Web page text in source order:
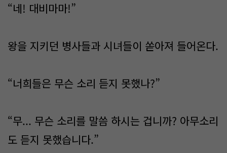
“네! 대비마마!”
왕을 지키던 병사들과 시녀들이 쏟아져 들어온다.
“너희들은 무슨 소리 듣지 못했나?”
“무... 무슨 소리를 말씀 하시는 겁니까? 아무소리
도 듣지 못했습니다.”